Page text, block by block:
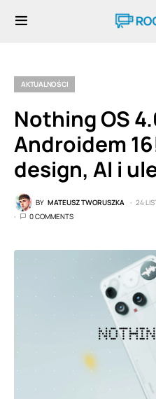
AKTUALNOŚCI
Nothing OS
Androidem
design, AI i
BY MATEUSZ TWORUSZKA 24
0 COMMENTS